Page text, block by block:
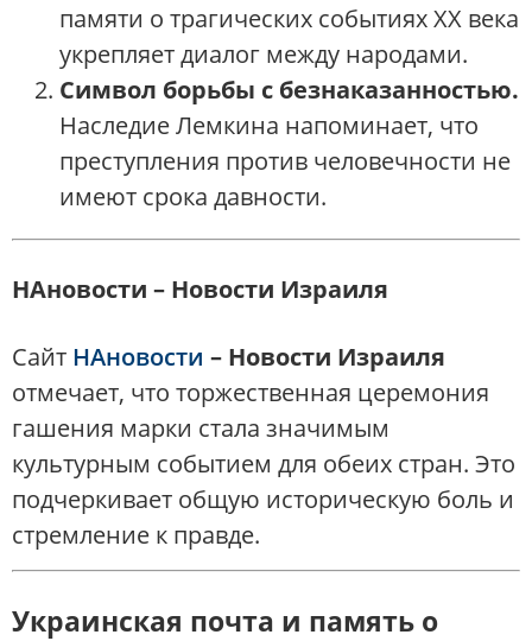
памяти о трагических событиях ХХ века
укрепляет диалог между народами.
Символ борьбы с безнаказанностью.
Наследие Лемкина напоминает, что
преступления против человечности не
имеют срока давности.
НАновости – Новости Израиля
Сайт НАновости – Новости Израиля
отмечает, что торжественная церемония
гашения марки стала значимым
культурным событием для обеих стран. Это
подчеркивает общую историческую боль и
стремление к правде.
Украинская почта и память о